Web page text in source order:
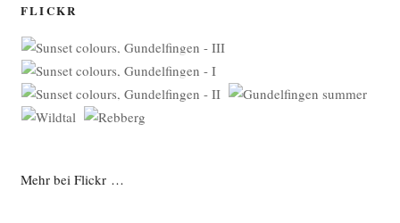
FLICKR
Mehr bei Flickr …